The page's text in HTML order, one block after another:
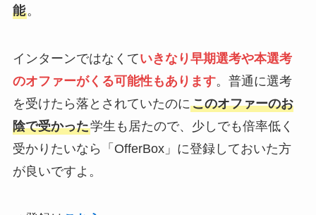
能。
インターンではなくていきなり早期選考や本選考
のオファーがくる可能性もあります。普通に選考
を受けたら落とされていたのにこのオファーのお
陰で受かった学生も居たので、少しでも倍率低く
受かりたいなら「OfferBox」に登録しておいた方
が良いですよ。